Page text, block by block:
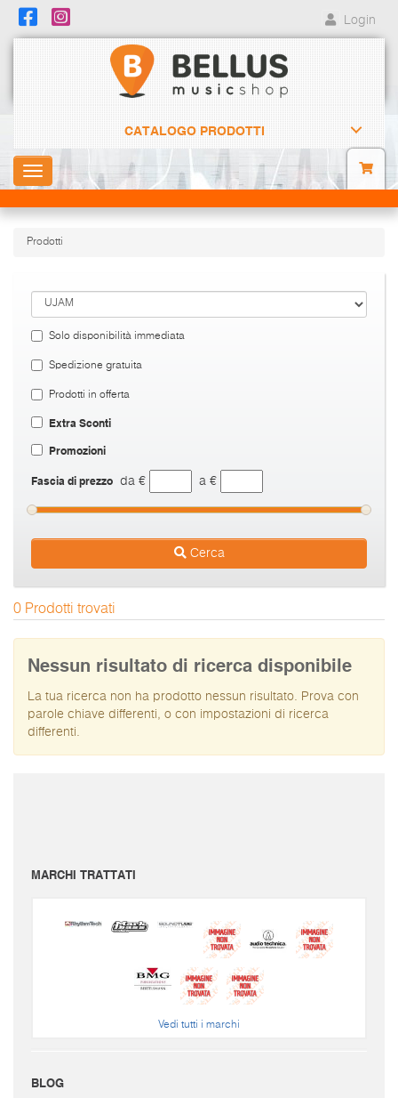
Login
CATALOGO PRODOTTI
Toggle
navigation
Prodotti
Solo disponibilità immediata
Spedizione gratuita
Prodotti in offerta
Extra Sconti
Promozioni
Fascia di prezzo da € a €
Cerca
0 Prodotti trovati
Nessun risultato di ricerca disponibile
La tua ricerca non ha prodotto nessun risultato. Prova con
parole chiave differenti, o con impostazioni di ricerca
differenti.
MARCHI TRATTATI
Vedi tutti i marchi
BLOG